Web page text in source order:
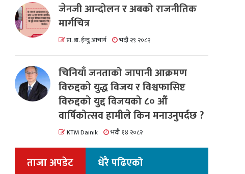
जेनजी आन्दोलन र अबको राजनीतिक
मार्गचित्र
प्रा. डा. ईन्दु आचार्य भदौ २९ २०८२
चिनियाँ जनताको जापानी आक्रमण
विरुद्दको युद्ध विजय र विश्वफासिष्ट
विरुद्दको युद्द विजयको ८० औं
वार्षिकोत्सव हामीले किन मनाउनुपर्दछ ?
KTM Dainik भदौ १४ २०८२
ताजा अपडेट धेरै पढिएको